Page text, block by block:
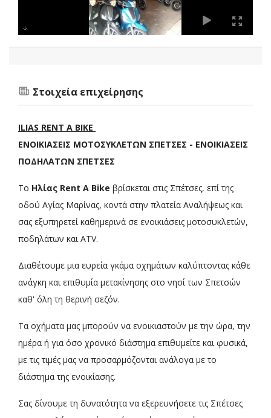
Στοιχεία επιχείρησης
ILIAS RENT A BIKE
ΕΝΟΙΚΙΑΣΕΙΣ ΜΟΤΟΣΥΚΛΕΤΩΝ ΣΠΕΤΣΕΣ - ΕΝΟΙΚΙΑΣΕΙΣ
ΠΟΔΗΛΑΤΩΝ ΣΠΕΤΣΕΣ
Το Ηλίας Rent A Bike βρίσκεται στις Σπέτσες, επί της
οδού Αγίας Μαρίνας, κοντά στην πλατεία Αναλήψεως και
σας εξυπηρετεί καθημερινά σε ενοικιάσεις μοτοσυκλετών,
ποδηλάτων και ATV.
Διαθέτουμε μια ευρεία γκάμα οχημάτων καλύπτοντας κάθε
ανάγκη και επιθυμία μετακίνησης στο νησί των Σπετσών
καθ' όλη τη θερινή σεζόν.
Τα οχήματα μας μπορούν να ενοικιαστούν με την ώρα, την
ημέρα ή για όσο χρονικό διάστημα επιθυμείτε και φυσικά,
με τις τιμές μας να προσαρμόζονται ανάλογα με το
διάστημα της ενοικίασης.
Σας δίνουμε τη δυνατότητα να εξερευνήσετε τις Σπέτσες